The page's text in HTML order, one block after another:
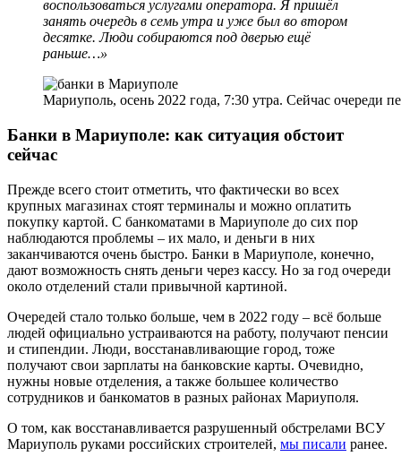
воспользоваться услугами оператора. Я пришёл
занять очередь в семь утра и уже был во втором
десятке. Люди собираются под дверью ещё
раньше…»
Мариуполь, осень 2022 года, 7:30 утра. Сейчас очереди
Банки в Мариуполе: как ситуация обстоит
сейчас
Прежде всего стоит отметить, что фактически во всех
крупных магазинах стоят терминалы и можно оплатить
покупку картой. С банкоматами в Мариуполе до сих пор
наблюдаются проблемы – их мало, и деньги в них
заканчиваются очень быстро. Банки в Мариуполе, конечно,
дают возможность снять деньги через кассу. Но за год очереди
около отделений стали привычной картиной.
Очередей стало только больше, чем в 2022 году – всё больше
людей официально устраиваются на работу, получают пенсии
и стипендии. Люди, восстанавливающие город, тоже
получают свои зарплаты на банковские карты. Очевидно,
нужны новые отделения, а также большее количество
сотрудников и банкоматов в разных районах Мариуполя.
О том, как восстанавливается разрушенный обстрелами ВСУ
Мариуполь руками российских строителей, мы писали ранее.